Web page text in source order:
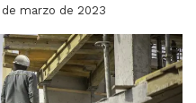
de marzo de 2023